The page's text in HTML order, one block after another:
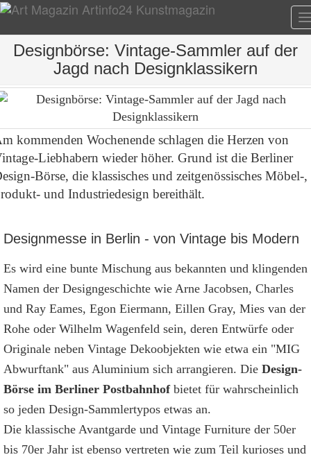
Designbörse: Vintage-Sammler auf der
Jagd nach Designklassikern
kommenden Wochenende schlagen die Herzen von
Liebhabern wieder höher. Grund ist die Berliner
Börse, die klassisches und zeitgenössisches Möbel-,
und Industriedesign bereithält.
Designmesse in Berlin - von Vintage bis Modern
Es wird eine bunte Mischung aus bekannten und klingenden
Namen der Designgeschichte wie Arne Jacobsen, Charles
und Ray Eames, Egon Eiermann, Eillen Gray, Mies van der
Rohe oder Wilhelm Wagenfeld sein, deren Entwürfe oder
Originale neben Vintage Dekoobjekten wie etwa ein "MIG
Abwurftank" aus Aluminium sich arrangieren. Die Design-
Börse im Berliner Postbahnhofbietet für wahrscheinlich
so jeden Design-Sammlertypos etwas an.
Die klassische Avantgarde und Vintage Furniture der 50er
bis 70er Jahr ist ebenso vertreten wie zum Teil kurioses und